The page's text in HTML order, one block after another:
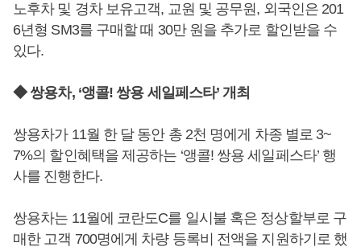
노후차 및 경차 보유고객, 교원 및 공무원, 외국인은 201
6년형 SM3를 구매할 때 30만 원을 추가로 할인받을 수
있다.
◆ 쌍용차, ‘앵콜! 쌍용 세일페스타’ 개최
쌍용차가 11월 한 달 동안 총 2천 명에게 차종 별로 3~
7%의 할인혜택을 제공하는 ‘앵콜! 쌍용 세일페스타’ 행
사를 진행한다.
쌍용차는 11월에 코란도C를 일시불 혹은 정상할부로 구
매한 고객 700명에게 차량 등록비 전액을 지원하기로 했